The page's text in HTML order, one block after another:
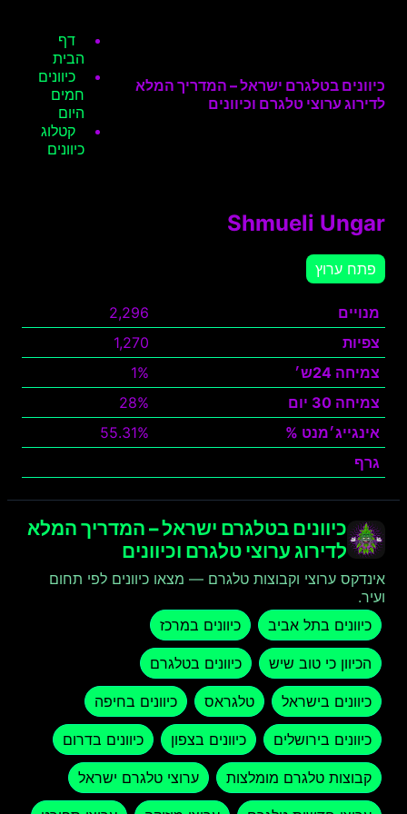
כיוונים בטלגרם ישראל – המדריך המלא
לדירוג ערוצי טלגרם וכיוונים
דף
הבית
כיוונים
חמים
היום
קטלוג
כיוונים
Shmueli Ungar
פתח ערוץ
מנויים
2,296
צפיות
1,270
צמיחה 24ש׳
1%
צמיחה 30 יום
28%
אינגייג׳מנט %
55.31%
גרף
כיוונים בטלגרם ישראל – המדריך המלא
לדירוג ערוצי טלגרם וכיוונים
אינדקס ערוצי וקבוצות טלגרם — מצאו כיוונים לפי תחום
ועיר.
כיוונים בתל אביב
כיוונים במרכז
הכיוון כי טוב שיש כיוונים בטלגרם
כיוונים בישראל טלגראס כיוונים בחיפה
כיוונים בירושלים כיוונים בצפון כיוונים בדרום
קבוצות טלגרם מומלצות ערוצי טלגרם ישראל